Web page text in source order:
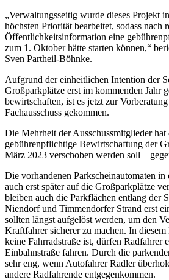
„Verwaltungsseitig wurde dieses Projekt
höchsten Priorität bearbeitet, sodass nach
Öffentlichkeitsinformation eine
zum 1. Oktober hätte starten können,“
Sven Partheil-Böhnke.
Aufgrund der einheitlichen Intention der
Großparkplätze erst im kommenden Jahr
bewirtschaften, ist es jetzt zur
Fachausschuss gekommen.
Die Mehrheit der Ausschussmitglieder hat
gebührenpflichtige Bewirtschaftung der
März 2023 verschoben werden soll –
Die vorhandenen Parkscheinautomaten in
auch erst später auf die Großparkplätze
bleiben auch die Parkflächen entlang der
Niendorf und Timmendorfer Strand erst
sollten längst aufgelöst werden, um den
Kraftfahrer sicherer zu machen. In
keine Fahrradstraße ist, dürfen Radfahrer
Einbahnstraße fahren. Durch die
sehr eng, wenn Autofahrer Radler
andere Radfahrende entgegenkommen.